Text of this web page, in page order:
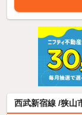
西武新宿線 /狭山